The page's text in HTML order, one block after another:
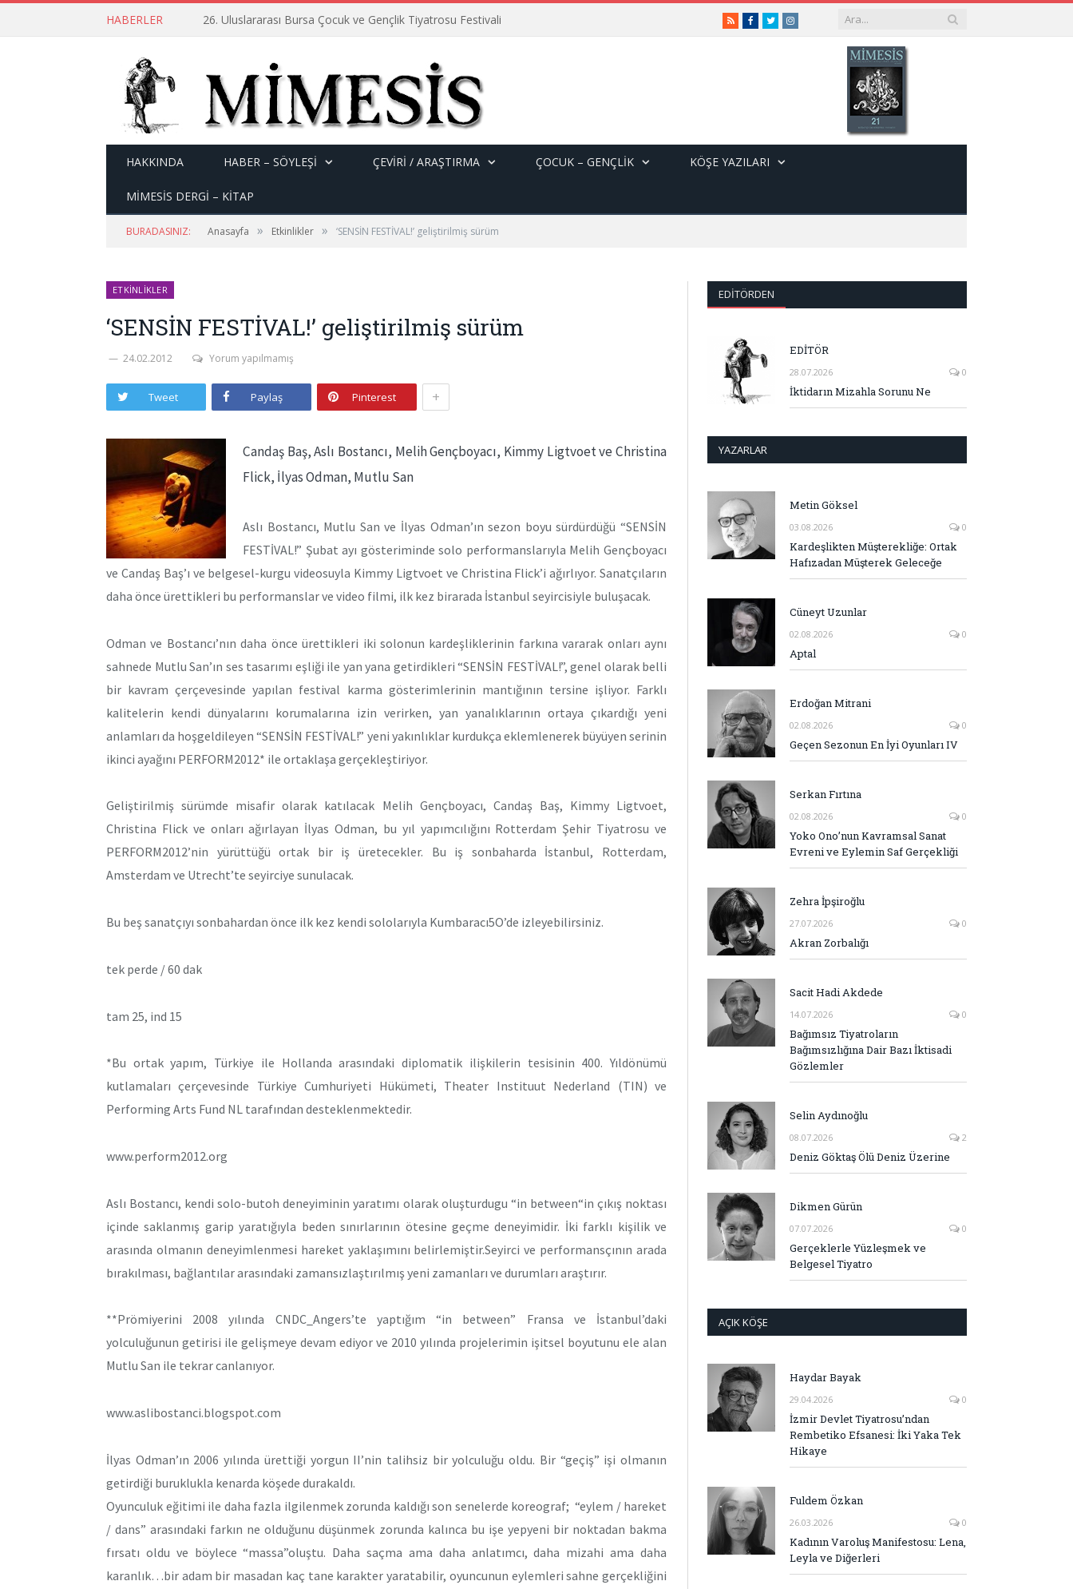
HABERLER 26. Uluslararası Bursa Çocuk ve Gençlik Tiyatrosu Festivali RSSFacebook
TwitterInstagram
HAKKINDA HABER – SÖYLEŞI ÇEVİRİ / ARAŞTIRMA ÇOCUK – GENÇLIK KÖŞE YAZILARI
MİMESİS DERGİ – KİTAP
BURADASINIZ: Anasayfa » Etkinlikler » ‘SENSİN FESTİVAL!’ geliştirilmiş sürüm
ETKINLIKLER
‘SENSİN FESTİVAL!’ geliştirilmiş sürüm
24.02.2012 Yorum yapılmamış
Tweet Paylaş Pinterest +
Candaş Baş, Aslı Bostancı, Melih Gençboyacı, Kimmy Ligtvoet ve Christina
Flick, İlyas Odman, Mutlu San
Aslı Bostancı, Mutlu San ve İlyas Odman’ın sezon boyu sürdürdüğü “SENSİN
FESTİVAL!” Şubat ayı gösteriminde solo performanslarıyla Melih Gençboyacı
ve Candaş Baş’ı ve belgesel-kurgu videosuyla Kimmy Ligtvoet ve Christina Flick’i ağırlıyor. Sanatçıların
daha önce ürettikleri bu performanslar ve video filmi, ilk kez birarada İstanbul seyircisiyle buluşacak.
Odman ve Bostancı’nın daha önce ürettikleri iki solonun kardeşliklerinin farkına vararak onları aynı
sahnede Mutlu San’ın ses tasarımı eşliği ile yan yana getirdikleri “SENSİN FESTİVAL!”, genel olarak belli
bir kavram çerçevesinde yapılan festival karma gösterimlerinin mantığının tersine işliyor. Farklı
kalitelerin kendi dünyalarını korumalarına izin verirken, yan yanalıklarının ortaya çıkardığı yeni
anlamları da hoşgeldileyen “SENSİN FESTİVAL!” yeni yakınlıklar kurdukça eklemlenerek büyüyen serinin
ikinci ayağını PERFORM2012* ile ortaklaşa gerçekleştiriyor.
Geliştirilmiş sürümde misafir olarak katılacak Melih Gençboyacı, Candaş Baş, Kimmy Ligtvoet,
Christina Flick ve onları ağırlayan İlyas Odman, bu yıl yapımcılığını Rotterdam Şehir Tiyatrosu ve
PERFORM2012’nin yürüttüğü ortak bir iş üretecekler. Bu iş sonbaharda İstanbul, Rotterdam,
Amsterdam ve Utrecht’te seyirciye sunulacak.
Bu beş sanatçıyı sonbahardan önce ilk kez kendi sololarıyla Kumbaracı5O’de izleyebilirsiniz.
tek perde / 60 dak
tam 25, ind 15
*Bu ortak yapım, Türkiye ile Hollanda arasındaki diplomatik ilişkilerin tesisinin 400. Yıldönümü
kutlamaları çerçevesinde Türkiye Cumhuriyeti Hükümeti, Theater Instituut Nederland (TIN) ve
Performing Arts Fund NL tarafından desteklenmektedir.
www.perform2012.org
Aslı Bostancı, kendi solo-butoh deneyiminin yaratımı olarak oluşturdugu “in between“in çıkış noktası
içinde saklanmış garip yaratığıyla beden sınırlarının ötesine geçme deneyimidir. İki farklı kişilik ve
arasında olmanın deneyimlenmesi hareket yaklaşımını belirlemiştir.Seyirci ve performansçının arada
bırakılması, bağlantılar arasındaki zamansızlaştırılmış yeni zamanları ve durumları araştırır.
**Prömiyerini 2008 yılında CNDC_Angers’te yaptığım “in between” Fransa ve İstanbul’daki
yolculuğunun getirisi ile gelişmeye devam ediyor ve 2010 yılında projelerimin işitsel boyutunu ele alan
Mutlu San ile tekrar canlanıyor.
www.aslibostanci.blogspot.com
İlyas Odman’ın 2006 yılında ürettiği yorgun II’nin talihsiz bir yolculuğu oldu. Bir “geçiş” işi olmanın
getirdiği buruklukla kenarda köşede durakaldı.
Oyunculuk eğitimi ile daha fazla ilgilenmek zorunda kaldığı son senelerde koreograf; “eylem / hareket
/ dans” arasındaki farkın ne olduğunu düşünmek zorunda kalınca bu işe yepyeni bir noktadan bakma
fırsatı oldu ve böylece “massa”oluştu. Daha saçma ama daha anlatımcı, daha mizahi ama daha
karanlık…bir adam bir masadan kaç tane karakter yaratabilir, oyuncunun eylemleri sahne gerçekliğini
EDITÖRDEN
EDİTÖR
28.07.2026 0
İktidarın Mizahla Sorunu Ne
YAZARLAR
Metin Göksel
03.08.2026 0
Kardeşlikten Müşterekliğe: Ortak
Hafızadan Müşterek Geleceğe
Cüneyt Uzunlar
02.08.2026 0
Aptal
Erdoğan Mitrani
02.08.2026 0
Geçen Sezonun En İyi Oyunları IV
Serkan Fırtına
02.08.2026 0
Yoko Ono’nun Kavramsal Sanat
Evreni ve Eylemin Saf Gerçekliği
Zehra İpşiroğlu
27.07.2026 0
Akran Zorbalığı
Sacit Hadi Akdede
14.07.2026 0
Bağımsız Tiyatroların
Bağımsızlığına Dair Bazı İktisadi
Gözlemler
Selin Aydınoğlu
08.07.2026 2
Deniz Göktaş Ölü Deniz Üzerine
Dikmen Gürün
07.07.2026 0
Gerçeklerle Yüzleşmek ve
Belgesel Tiyatro
AÇIK KÖŞE
Haydar Bayak
29.04.2026 0
İzmir Devlet Tiyatrosu’ndan
Rembetiko Efsanesi: İki Yaka Tek
Hikaye
Fuldem Özkan
26.03.2026 0
Kadının Varoluş Manifestosu: Lena,
Leyla ve Diğerleri